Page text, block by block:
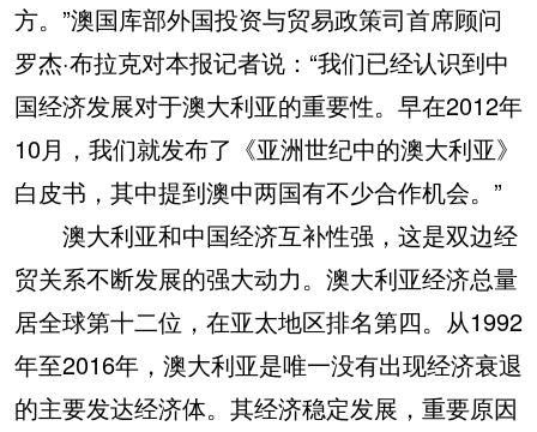
方。”澳国库部外国投资与贸易政策司首席顾问
罗杰·布拉克对本报记者说：“我们已经认识到中
国经济发展对于澳大利亚的重要性。早在2012年
10月，我们就发布了《亚洲世纪中的澳大利亚》
白皮书，其中提到澳中两国有不少合作机会。”
澳大利亚和中国经济互补性强，这是双边经
贸关系不断发展的强大动力。澳大利亚经济总量
居全球第十二位，在亚太地区排名第四。从1992
年至2016年，澳大利亚是唯一没有出现经济衰退
的主要发达经济体。其经济稳定发展，重要原因